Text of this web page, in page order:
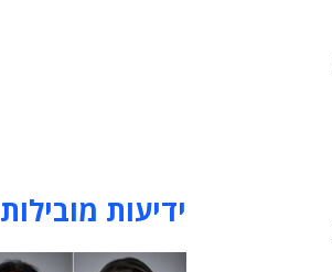
ידיעות מובילות